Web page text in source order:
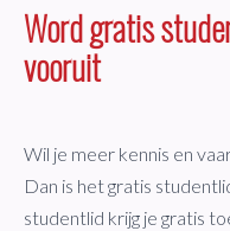
Word gratis
vooruit
Wil je meer kennis en
Dan is het gratis
studentlid krijg je gratis